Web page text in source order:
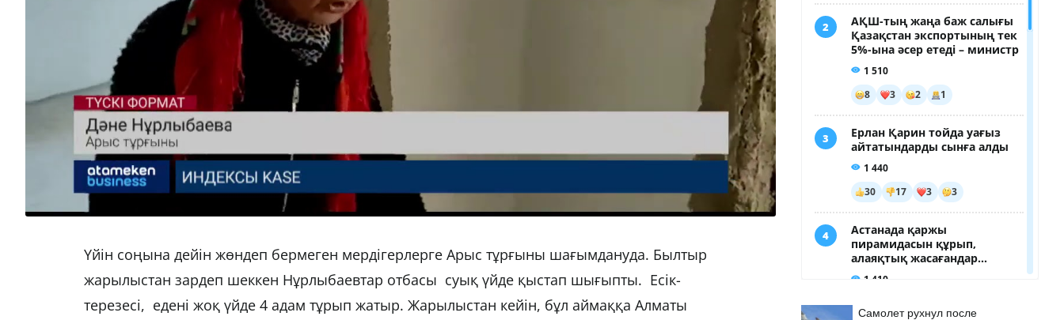
Үйін соңына дейін жөндеп бермеген мердігерлерге Арыс тұрғыны шағымдануда. Былтыр
жарылыстан зардеп шеккен Нұрлыбаевтар отбасы суық үйде қыстап шығыпты. Есік-
терезесі, едені жоқ үйде 4 адам тұрып жатыр. Жарылыстан кейін, бұл аймаққа Алматы
Самолет рухнул после